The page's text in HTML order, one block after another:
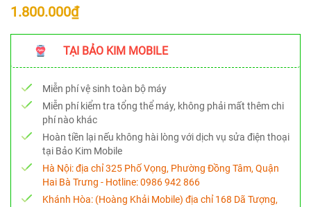
1.800.000₫
TẠI BẢO KIM MOBILE
Miễn phí vệ sinh toàn bộ máy
Miễn phí kiểm tra tổng thể máy, không phải mất thêm chi
phí nào khác
Hoàn tiền lại nếu không hài lòng với dịch vụ sửa điện thoại
tại Bảo Kim Mobile
Hà Nội:địa chỉ 325 Phố Vọng, Phường Đồng Tâm, Quận
Hai Bà Trưng - Hotline:0986 942 866
Khánh Hòa: (Hoàng Khải Mobile) địa chỉ 168 Dã Tượng,